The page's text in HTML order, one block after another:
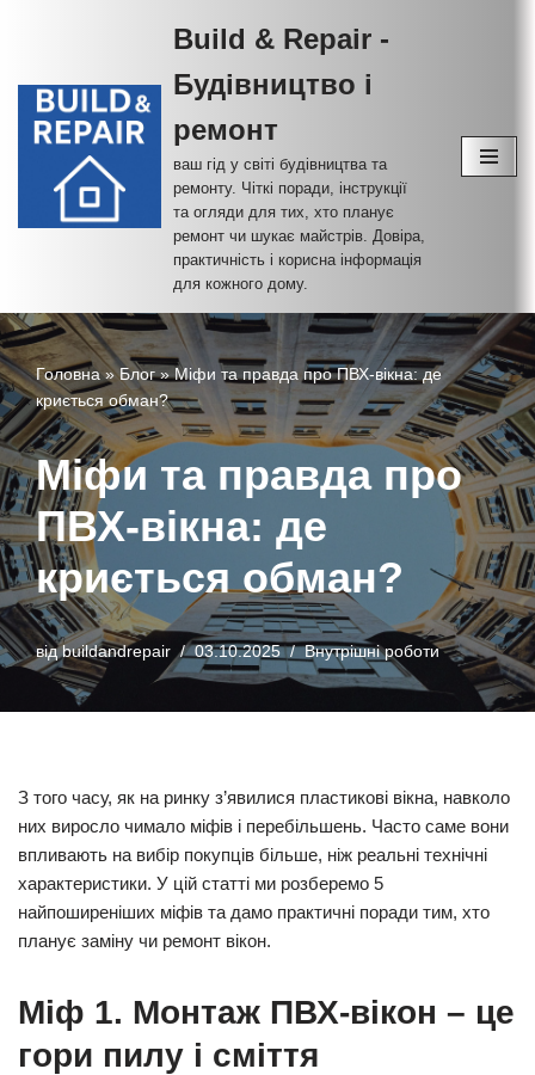
до
вмісту
Build & Repair -
Будівництво і
ремонт
ваш гід у світі будівництва та
ремонту. Чіткі поради, інструкції
та огляди для тих, хто планує
ремонт чи шукає майстрів. Довіра,
практичність і корисна інформація
для кожного дому.
Головна»Блог»Міфи та правда про ПВХ-вікна: де
криється обман?
Міфи та правда про
ПВХ-вікна: де
криється обман?
відbuildandrepair 03.10.2025 Внутрішні роботи
З того часу, як на ринку з’явилися пластикові вікна, навколо
них виросло чимало міфів і перебільшень. Часто саме вони
впливають на вибір покупців більше, ніж реальні технічні
характеристики. У цій статті ми розберемо 5
найпоширеніших міфів та дамо практичні поради тим, хто
планує заміну чи ремонт вікон.
Міф 1. Монтаж ПВХ-вікон – це
гори пилу і сміття